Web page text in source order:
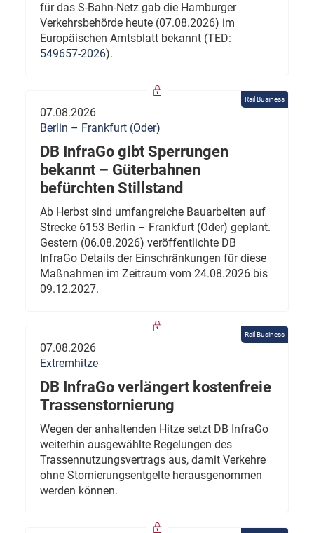
für das S-Bahn-Netz gab die Hamburger
Verkehrsbehörde heute (07.08.2026) im
Europäischen Amtsblatt bekannt (TED:
549657-2026).
Rail Business
07.08.2026
Berlin – Frankfurt (Oder)
DB InfraGo gibt Sperrungen
bekannt – Güterbahnen
befürchten Stillstand
Ab Herbst sind umfangreiche Bauarbeiten auf
Strecke 6153 Berlin – Frankfurt (Oder) geplant.
Gestern (06.08.2026) veröffentlichte DB
InfraGo Details der Einschränkungen für diese
Maßnahmen im Zeitraum vom 24.08.2026 bis
09.12.2027.
Rail Business
07.08.2026
Extremhitze
DB InfraGo verlängert kostenfreie
Trassenstornierung
Wegen der anhaltenden Hitze setzt DB InfraGo
weiterhin ausgewählte Regelungen des
Trassennutzungsvertrags aus, damit Verkehre
ohne Stornierungsentgelte herausgenommen
werden können.